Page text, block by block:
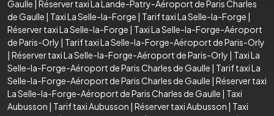
Gaulle | Réserver taxi La Lande-Patry-Aéroport de Paris Charles
de Gaulle | Taxi La Selle-la-Forge | Tarif taxi La Selle-la-Forge |
Réserver taxi La Selle-la-Forge | Taxi La Selle-la-Forge-Aéroport
de Paris-Orly | Tarif taxi La Selle-la-Forge-Aéroport de Paris-Orly
| Réserver taxi La Selle-la-Forge-Aéroport de Paris-Orly | Taxi La
Selle-la-Forge-Aéroport de Paris Charles de Gaulle | Tarif taxi La
Selle-la-Forge-Aéroport de Paris Charles de Gaulle | Réserver taxi
La Selle-la-Forge-Aéroport de Paris Charles de Gaulle | Taxi
Aubusson | Tarif taxi Aubusson | Réserver taxi Aubusson | Taxi